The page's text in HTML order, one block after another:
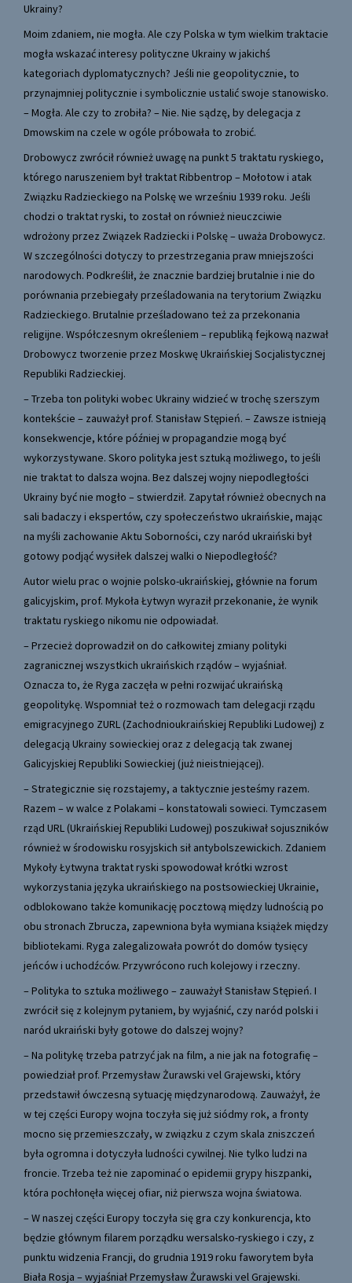
Ukrainy?
Moim zdaniem, nie mogła. Ale czy Polska w tym wielkim traktacie
mogła wskazać interesy polityczne Ukrainy w jakichś
kategoriach dyplomatycznych? Jeśli nie geopolitycznie, to
przynajmniej politycznie i symbolicznie ustalić swoje stanowisko.
– Mogła. Ale czy to zrobiła? – Nie. Nie sądzę, by delegacja z
Dmowskim na czele w ogóle próbowała to zrobić.
Drobowycz zwrócił również uwagę na punkt 5 traktatu ryskiego,
którego naruszeniem był traktat Ribbentrop – Mołotow i atak
Związku Radzieckiego na Polskę we wrześniu 1939 roku. Jeśli
chodzi o traktat ryski, to został on również nieuczciwie
wdrożony przez Związek Radziecki i Polskę – uważa Drobowycz.
W szczególności dotyczy to przestrzegania praw mniejszości
narodowych. Podkreślił, że znacznie bardziej brutalnie i nie do
porównania przebiegały prześladowania na terytorium Związku
Radzieckiego. Brutalnie prześladowano też za przekonania
religijne. Współczesnym określeniem – republiką fejkową nazwał
Drobowycz tworzenie przez Moskwę Ukraińskiej Socjalistycznej
Republiki Radzieckiej.
– Trzeba ton polityki wobec Ukrainy widzieć w trochę szerszym
kontekście – zauważył prof. Stanisław Stępień. – Zawsze istnieją
konsekwencje, które później w propagandzie mogą być
wykorzystywane. Skoro polityka jest sztuką możliwego, to jeśli
nie traktat to dalsza wojna. Bez dalszej wojny niepodległości
Ukrainy być nie mogło – stwierdził. Zapytał również obecnych na
sali badaczy i ekspertów, czy społeczeństwo ukraińskie, mając
na myśli zachowanie Aktu Soborności, czy naród ukraiński był
gotowy podjąć wysiłek dalszej walki o Niepodległość?
Autor wielu prac o wojnie polsko-ukraińskiej, głównie na forum
galicyjskim, prof. Mykoła Łytwyn wyraził przekonanie, że wynik
traktatu ryskiego nikomu nie odpowiadał.
– Przecież doprowadził on do całkowitej zmiany polityki
zagranicznej wszystkich ukraińskich rządów – wyjaśniał.
Oznacza to, że Ryga zaczęła w pełni rozwijać ukraińską
geopolitykę. Wspomniał też o rozmowach tam delegacji rządu
emigracyjnego ZURL (Zachodnioukraińskiej Republiki Ludowej) z
delegacją Ukrainy sowieckiej oraz z delegacją tak zwanej
Galicyjskiej Republiki Sowieckiej (już nieistniejącej).
– Strategicznie się rozstajemy, a taktycznie jesteśmy razem.
Razem – w walce z Polakami – konstatowali sowieci. Tymczasem
rząd URL (Ukraińskiej Republiki Ludowej) poszukiwał sojuszników
również w środowisku rosyjskich sił antybolszewickich. Zdaniem
Mykoły Łytwyna traktat ryski spowodował krótki wzrost
wykorzystania języka ukraińskiego na postsowieckiej Ukrainie,
odblokowano także komunikację pocztową między ludnością po
obu stronach Zbrucza, zapewniona była wymiana książek między
bibliotekami. Ryga zalegalizowała powrót do domów tysięcy
jeńców i uchodźców. Przywrócono ruch kolejowy i rzeczny.
– Polityka to sztuka możliwego – zauważył Stanisław Stępień. I
zwrócił się z kolejnym pytaniem, by wyjaśnić, czy naród polski i
naród ukraiński były gotowe do dalszej wojny?
– Na politykę trzeba patrzyć jak na film, a nie jak na fotografię –
powiedział prof. Przemysław Żurawski vel Grajewski, który
przedstawił ówczesną sytuację międzynarodową. Zauważył, że
w tej części Europy wojna toczyła się już siódmy rok, a fronty
mocno się przemieszczały, w związku z czym skala zniszczeń
była ogromna i dotyczyła ludności cywilnej. Nie tylko ludzi na
froncie. Trzeba też nie zapominać o epidemii grypy hiszpanki,
która pochłonęła więcej ofiar, niż pierwsza wojna światowa.
– W naszej części Europy toczyła się gra czy konkurencja, kto
będzie głównym filarem porządku wersalsko-ryskiego i czy, z
punktu widzenia Francji, do grudnia 1919 roku faworytem była
Biała Rosja – wyjaśniał Przemysław Żurawski vel Grajewski.